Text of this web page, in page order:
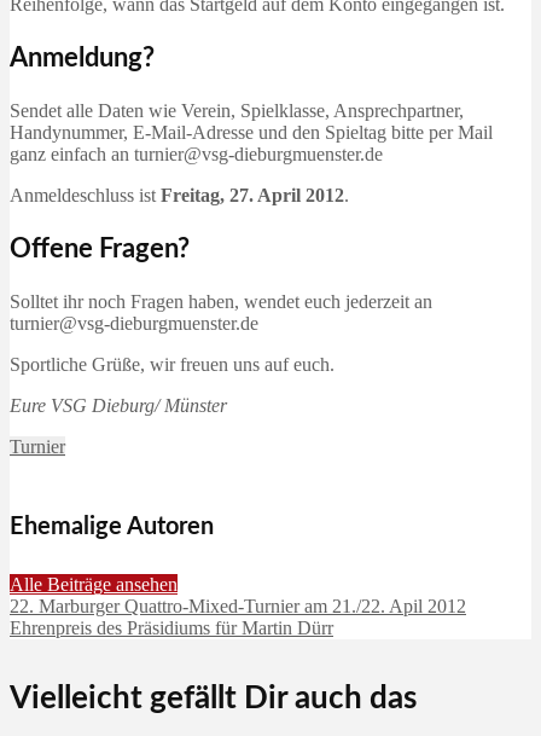
Reihenfolge, wann das Startgeld auf dem Konto eingegangen ist.
Anmeldung?
Sendet alle Daten wie Verein, Spielklasse, Ansprechpartner,
Handynummer, E-Mail-Adresse und den Spieltag bitte per Mail
ganz einfach an turnier@vsg-dieburgmuenster.de
Anmeldeschluss ist Freitag, 27. April 2012.
Offene Fragen?
Solltet ihr noch Fragen haben, wendet euch jederzeit an
turnier@vsg-dieburgmuenster.de
Sportliche Grüße, wir freuen uns auf euch.
Eure VSG Dieburg/ Münster
Turnier
Ehemalige Autoren
Alle Beiträge ansehen
22. Marburger Quattro-Mixed-Turnier am 21./22. Apil 2012
Ehrenpreis des Präsidiums für Martin Dürr
Vielleicht gefällt Dir auch das